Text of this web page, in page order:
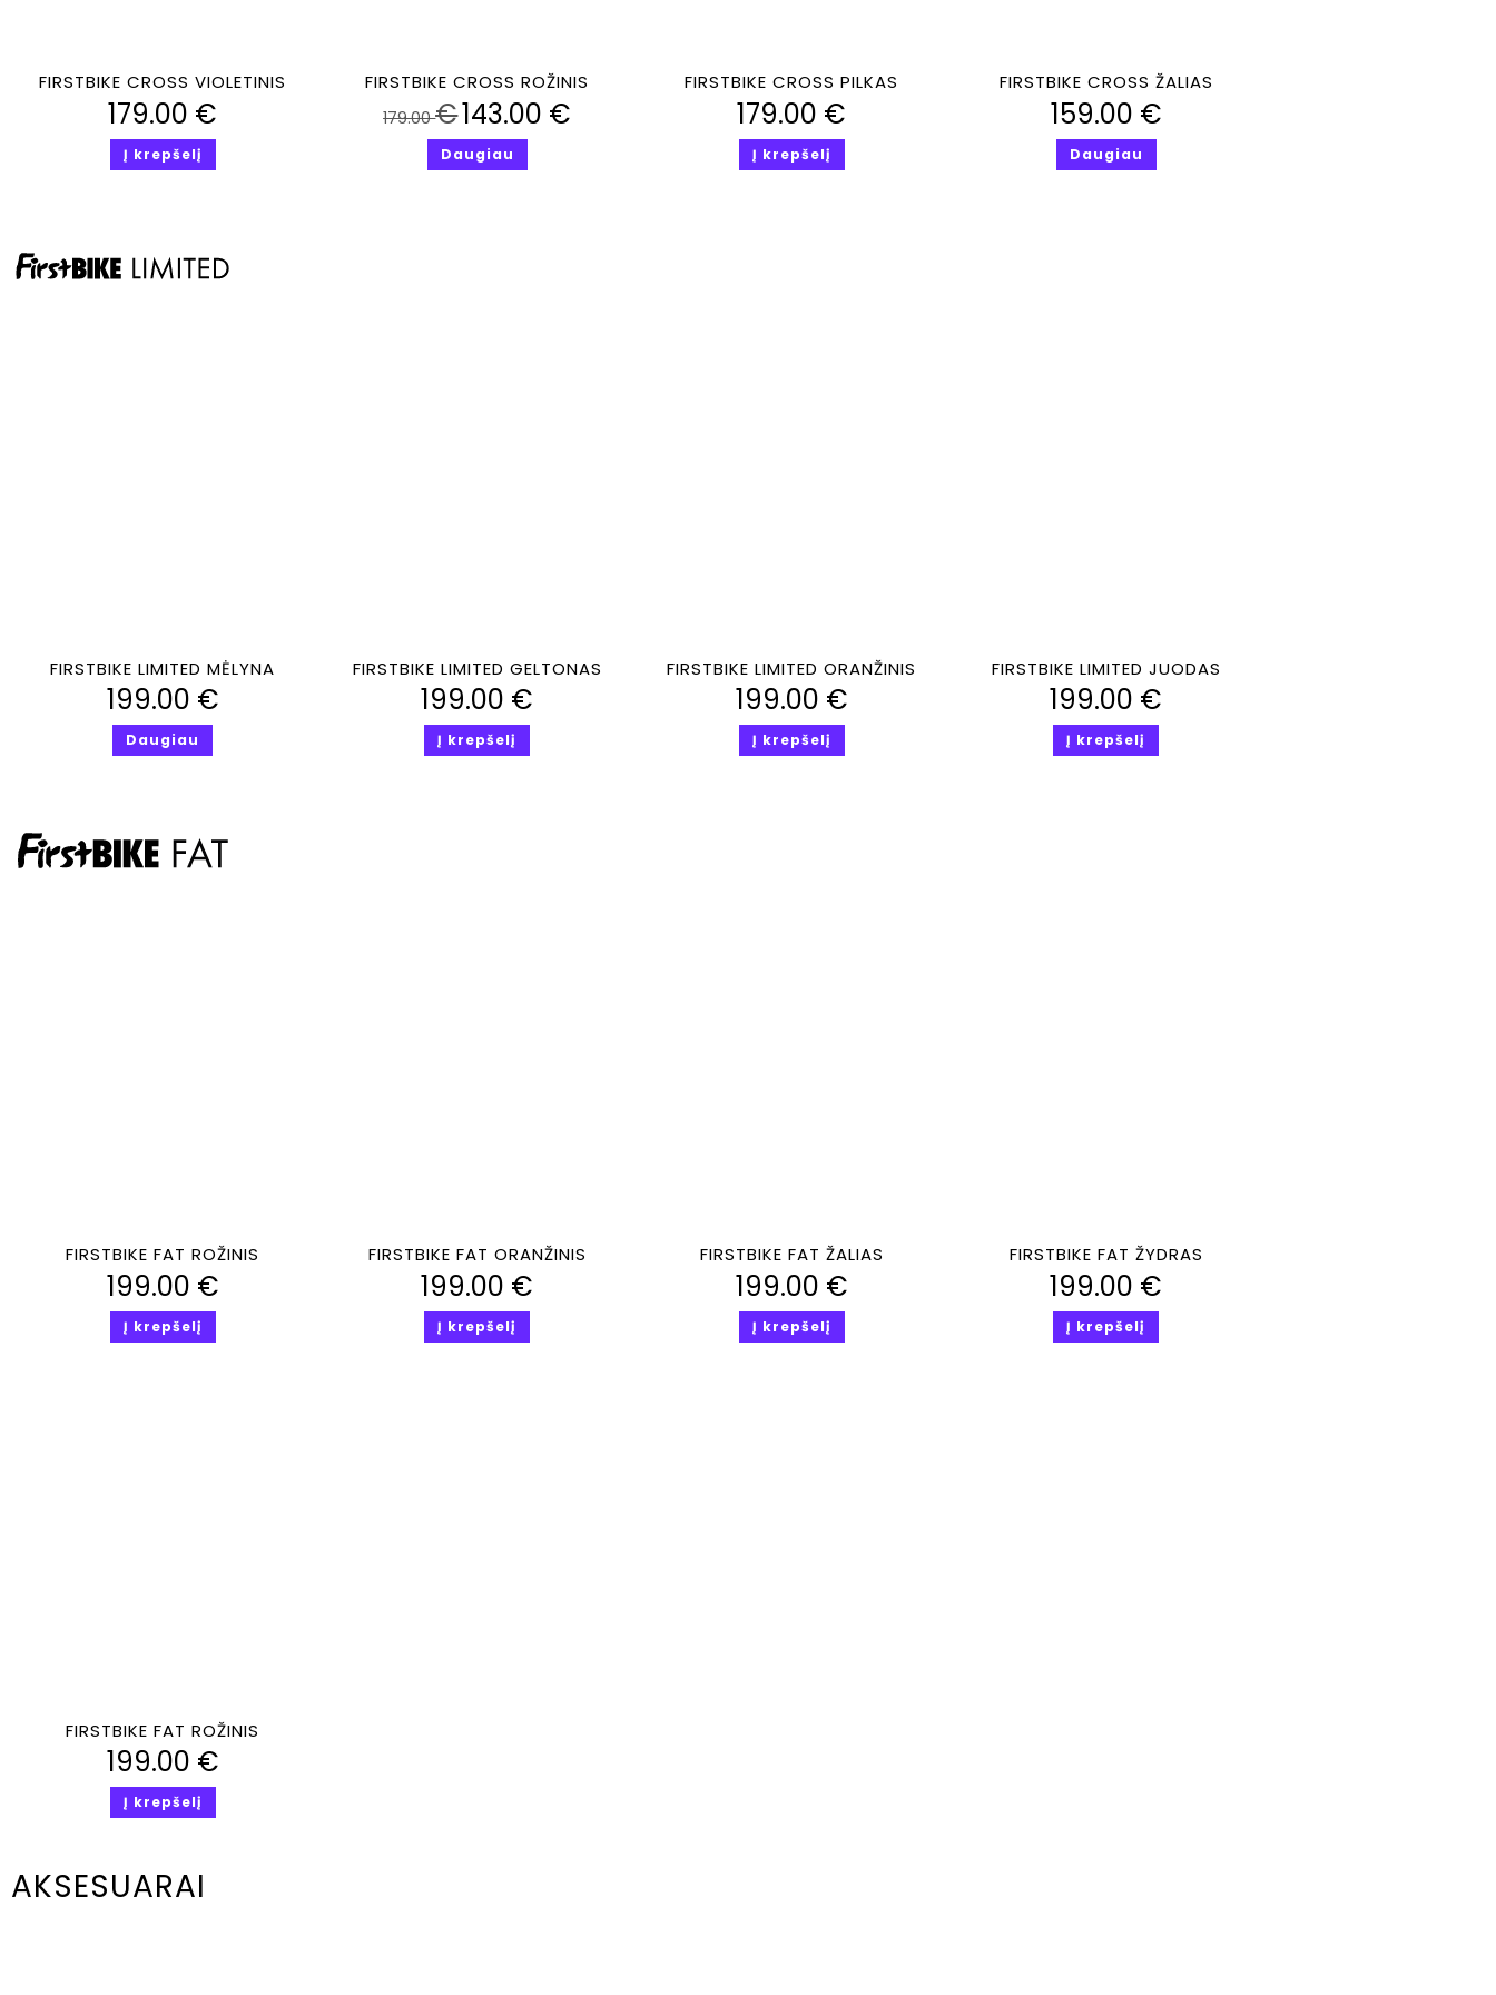
Greita peržiūra
FIRSTBIKE CROSS VIOLETINIS
179.00 €
Į krepšelį
Greita peržiūra
FIRSTBIKE CROSS ROŽINIS
179.00€143.00 €
Daugiau
Greita peržiūra
FIRSTBIKE CROSS PILKAS
179.00 €
Į krepšelį
Greita peržiūra
FIRSTBIKE CROSS ŽALIAS
159.00 €
Daugiau
Greita peržiūra
FIRSTBIKE LIMITED MĖLYNA
199.00 €
Daugiau
Greita peržiūra
FIRSTBIKE LIMITED GELTONAS
199.00 €
Į krepšelį
Greita peržiūra
FIRSTBIKE LIMITED ORANŽINIS
199.00 €
Į krepšelį
Greita peržiūra
FIRSTBIKE LIMITED JUODAS
199.00 €
Į krepšelį
Greita peržiūra
FIRSTBIKE FAT ROŽINIS
199.00 €
Į krepšelį
Greita peržiūra
FIRSTBIKE FAT ORANŽINIS
199.00 €
Į krepšelį
Greita peržiūra
FIRSTBIKE FAT ŽALIAS
199.00 €
Į krepšelį
Greita peržiūra
FIRSTBIKE FAT ŽYDRAS
199.00 €
Į krepšelį
Greita peržiūra
FIRSTBIKE FAT ROŽINIS
199.00 €
Į krepšelį
AKSESUARAI